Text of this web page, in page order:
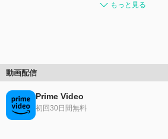
もっと見る
動画配信
Prime Video
初回30日間無料